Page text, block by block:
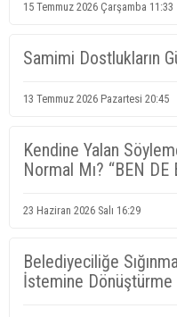
15 Temmuz 2026 Çarşamba 11:33
Samimi Dostlukların
13 Temmuz 2026 Pazartesi 20:45
Kendine Yalan
Normal Mı? “BEN DE
23 Haziran 2026 Salı 16:29
Belediyeciliğe
İstemine Dönüştürme